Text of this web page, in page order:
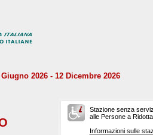
2026 - 12 Dicembre 2026
Stazione senza
alle Persone a
Informazioni sulle